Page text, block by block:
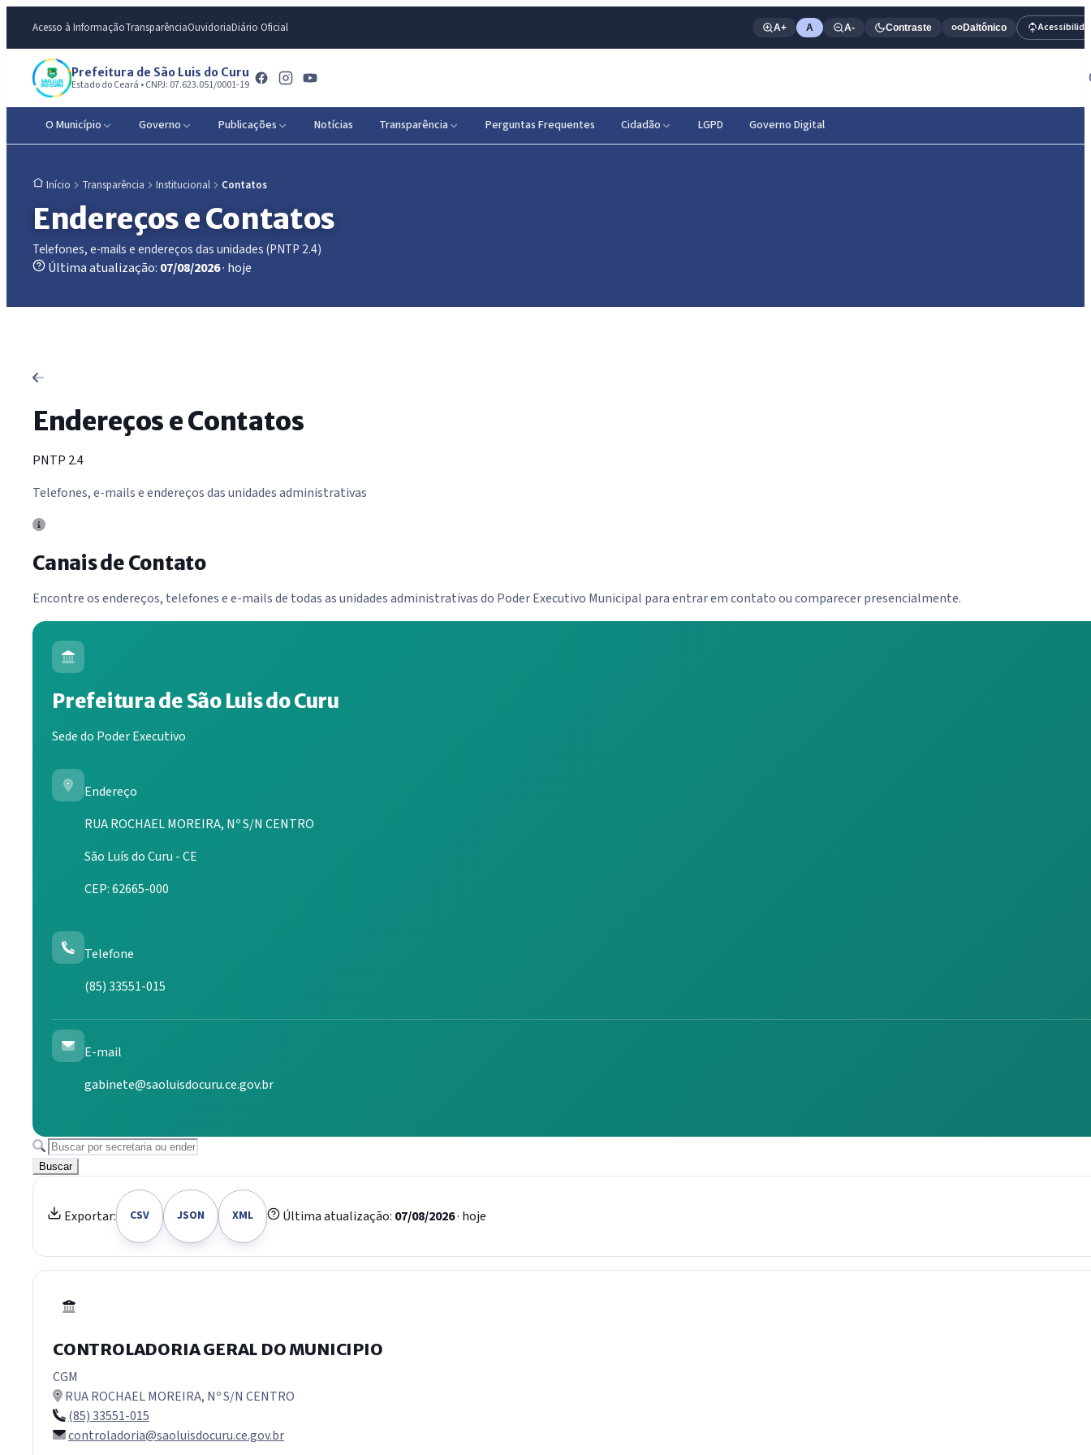
Acesso à InformaçãoTransparênciaOuvidoriaDiário Oficial A+ A A- Contraste Daltônico
Prefeitura de São Luis do Curu
Estado do Ceará • CNPJ: 07.623.051/0001-19
O Município Governo Publicações Notícias Transparência Perguntas Frequentes Cidadão LGPD Governo Digital
Início Transparência Institucional Contatos
Endereços e Contatos
Telefones, e-mails e endereços das unidades (PNTP 2.4)
Última atualização: 07/08/2026· hoje
Endereços e Contatos
PNTP 2.4
Telefones, e-mails e endereços das unidades administrativas
Canais de Contato
Encontre os endereços, telefones e e-mails de todas as unidades administrativas do Poder Executivo Municipal para entrar em contato ou comparecer presencialmente.
Prefeitura de São Luis do Curu
Sede do Poder Executivo
Endereço
RUA ROCHAEL MOREIRA, Nº S/N CENTRO
São Luís do Curu - CE
CEP: 62665-000
Telefone
(85) 33551-015
E-mail
gabinete@saoluisdocuru.ce.gov.br
Buscar
Exportar: CSV JSON XML Última atualização: 07/08/2026· hoje
CONTROLADORIA GERAL DO MUNICIPIO
CGM
RUA ROCHAEL MOREIRA, Nº S/N CENTRO
(85) 33551-015
controladoria@saoluisdocuru.ce.gov.br